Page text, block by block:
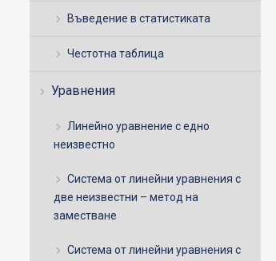
Въведение в статистиката
Честотна таблица
Уравнения
Линейно уравнение с едно
неизвестно
Система от линейни уравнения с
две неизвестни – метод на
заместване
Система от линейни уравнения с